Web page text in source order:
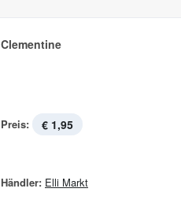
Clementine
Preis: € 1,95
Händler: Elli Markt